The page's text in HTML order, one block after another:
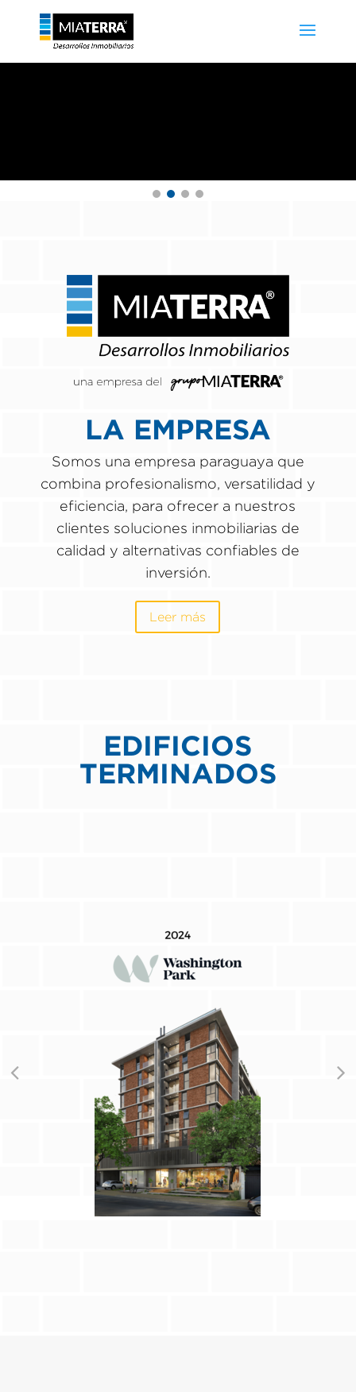
LA EMPRESA
Somos una empresa paraguaya que
combina profesionalismo, versatilidad y
eficiencia, para ofrecer a nuestros
clientes soluciones inmobiliarias de
calidad y alternativas confiables de
inversión.
Leer más
EDIFICIOS
TERMINADOS